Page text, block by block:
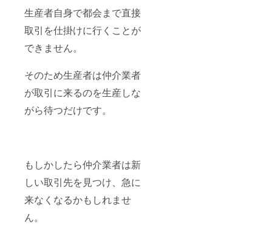
生産者自身で都会まで直接
取引を仕掛けに行くことが
できません。
そのため生産者は仲介業者
が取引に来るのを生産しな
がら待つだけです。
もしかしたら仲介業者は新
しい取引先を見つけ、急に
来なくなるかもしれませ
ん。